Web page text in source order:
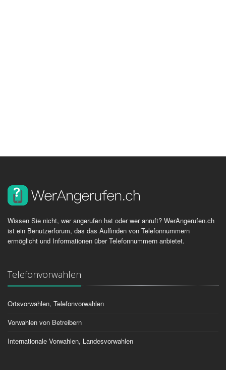
Wissen Sie nicht, wer angerufen hat oder wer anruft? WerAngerufen.ch
ist ein Benutzerforum, das das Auffinden von Telefonnummern
ermöglicht und Informationen über Telefonnummern anbietet.
Telefonvorwahlen
Ortsvorwahlen, Telefonvorwahlen
Vorwahlen von Betreibern
Internationale Vorwahlen, Landesvorwahlen